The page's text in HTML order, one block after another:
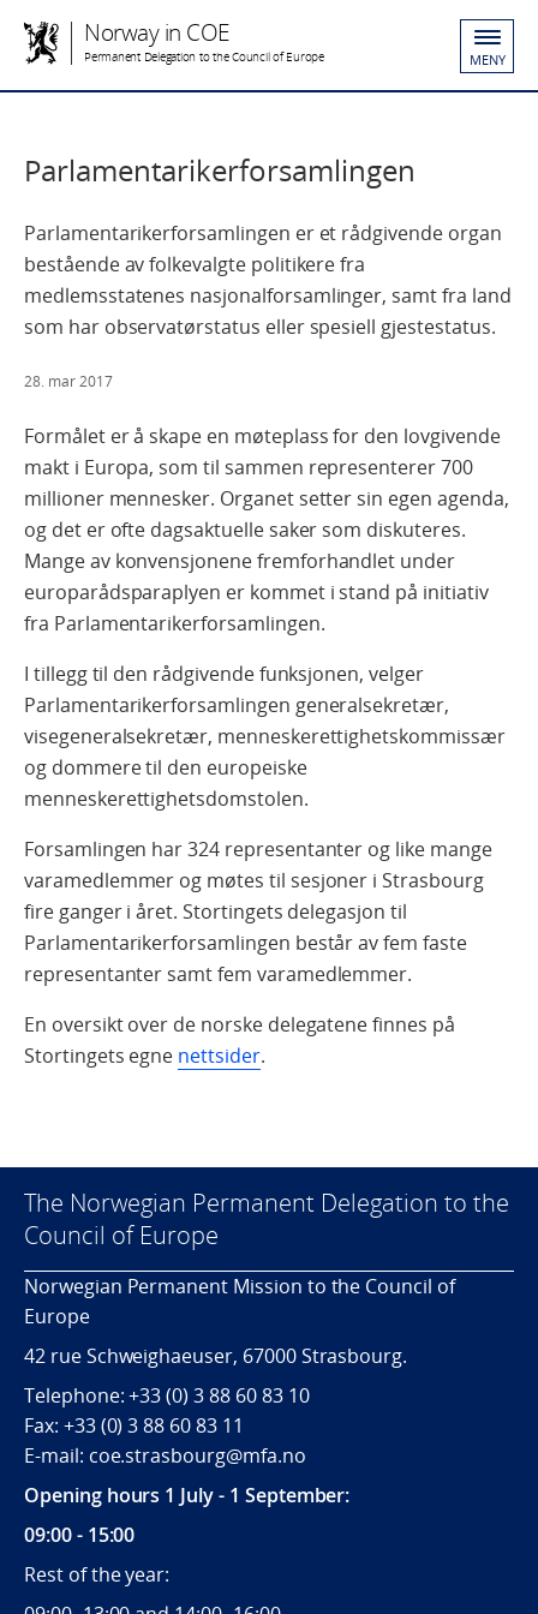
Norway in COE
Permanent Delegation to the Council of Europe MENY
Parlamentarikerforsamlingen
Parlamentarikerforsamlingen er et rådgivende organ
bestående av folkevalgte politikere fra
medlemsstatenes nasjonalforsamlinger, samt fra land
som har observatørstatus eller spesiell gjestestatus.
28. mar 2017
Formålet er å skape en møteplass for den lovgivende
makt i Europa, som til sammen representerer 700
millioner mennesker. Organet setter sin egen agenda,
og det er ofte dagsaktuelle saker som diskuteres.
Mange av konvensjonene fremforhandlet under
europarådsparaplyen er kommet i stand på initiativ
fra Parlamentarikerforsamlingen.
I tillegg til den rådgivende funksjonen, velger
Parlamentarikerforsamlingen generalsekretær,
visegeneralsekretær, menneskerettighetskommissær
og dommere til den europeiske
menneskerettighetsdomstolen.
Forsamlingen har 324 representanter og like mange
varamedlemmer og møtes til sesjoner i Strasbourg
fire ganger i året. Stortingets delegasjon til
Parlamentarikerforsamlingen består av fem faste
representanter samt fem varamedlemmer.
En oversikt over de norske delegatene finnes på
Stortingets egne nettsider.
The Norwegian Permanent Delegation to the
Council of Europe
Norwegian Permanent Mission to the Council of
Europe
42 rue Schweighaeuser, 67000 Strasbourg.
Telephone: +33 (0) 3 88 60 83 10
Fax: +33 (0) 3 88 60 83 11
E-mail: coe.strasbourg@mfa.no
Opening hours 1 July - 1 September:
09:00 - 15:00
Rest of the year: